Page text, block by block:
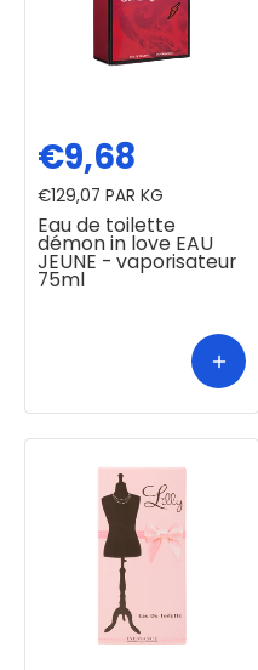
Eau de toilette
démon in love EAU
JEUNE - vaporisateur
75ml
€9,68
€129,07 PAR KG